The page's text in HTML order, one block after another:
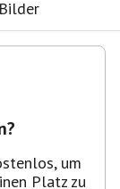
Bilder
um
Platz zu